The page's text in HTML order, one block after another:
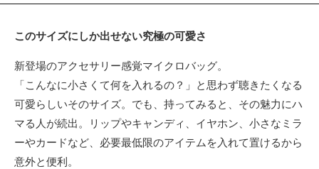
このサイズにしか出せない究極の可愛さ
新登場のアクセサリー感覚マイクロバッグ。
「こんなに小さくて何を入れるの？」と思わず聴きたくなる
可愛らしいそのサイズ。でも、持ってみると、その魅力にハ
マる人が続出。リップやキャンディ、イヤホン、小さなミラ
ーやカードなど、必要最低限のアイテムを入れて置けるから
意外と便利。